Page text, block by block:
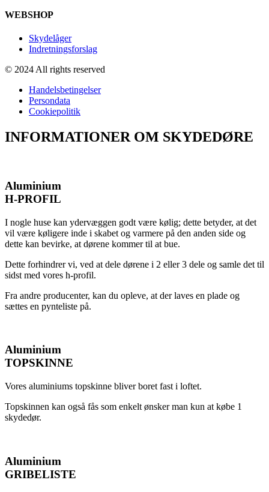
WEBSHOP
Skydelåger
Indretningsforslag
© 2024 All rights reserved
Handelsbetingelser
Persondata
Cookiepolitik
INFORMATIONER OM SKYDEDØRE
Aluminium
H-PROFIL
I nogle huse kan ydervæggen godt være kølig; dette betyder, at det
vil være køligere inde i skabet og varmere på den anden side og
dette kan bevirke, at dørene kommer til at bue.
Dette forhindrer vi, ved at dele dørene i 2 eller 3 dele og samle det til
sidst med vores h-profil.
Fra andre producenter, kan du opleve, at der laves en plade og
sættes en pynteliste på.
Aluminium
TOPSKINNE
Vores aluminiums topskinne bliver boret fast i loftet.
Topskinnen kan også fås som enkelt ønsker man kun at købe 1
skydedør.
Aluminium
GRIBELISTE